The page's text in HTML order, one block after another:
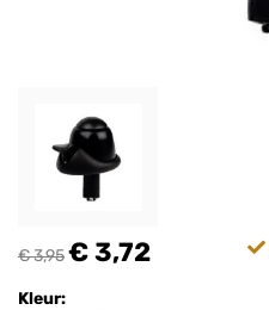
€ 3,95€ 3,72
Kleur: